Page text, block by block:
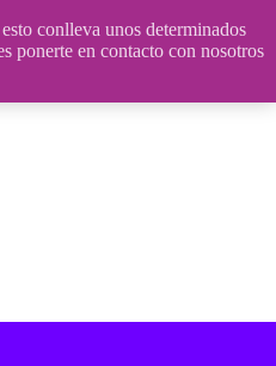
conlleva unos determinados
ponerte en contacto con nosotros